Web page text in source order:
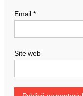
Email *
Site web